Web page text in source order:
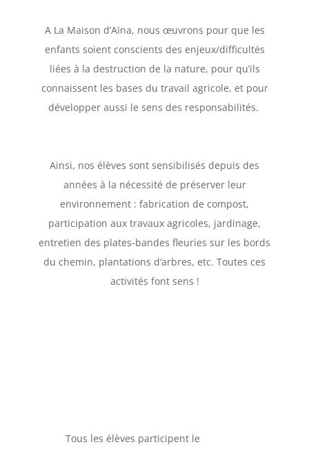
A La Maison d’Aïna, nous œuvrons pour que les
enfants soient conscients des enjeux/difficultés
liées à la destruction de la nature, pour qu’ils
connaissent les bases du travail agricole, et pour
développer aussi le sens des responsabilités.
Ainsi, nos élèves sont sensibilisés depuis des
années à la nécessité de préserver leur
environnement : fabrication de compost,
participation aux travaux agricoles, jardinage,
entretien des plates-bandes fleuries sur les bords
du chemin, plantations d’arbres, etc. Toutes ces
activités font sens !
Tous les élèves participent le